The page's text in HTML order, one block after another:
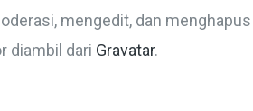
mengedit, dan
diambil dari Gravatar.